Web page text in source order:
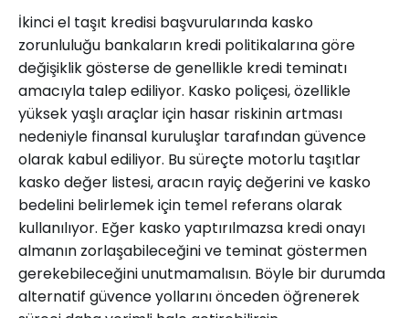
İkinci el taşıt kredisi başvurularında kasko
zorunluluğu bankaların kredi politikalarına göre
değişiklik gösterse de genellikle kredi teminatı
amacıyla talep ediliyor. Kasko poliçesi, özellikle
yüksek yaşlı araçlar için hasar riskinin artması
nedeniyle finansal kuruluşlar tarafından güvence
olarak kabul ediliyor. Bu süreçte motorlu taşıtlar
kasko değer listesi, aracın rayiç değerini ve kasko
bedelini belirlemek için temel referans olarak
kullanılıyor. Eğer kasko yaptırılmazsa kredi onayı
almanın zorlaşabileceğini ve teminat göstermen
gerekebileceğini unutmamalısın. Böyle bir durumda
alternatif güvence yollarını önceden öğrenerek